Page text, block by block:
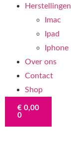
Herstellingen
Imac
Ipad
Iphone
Over ons
Contact
Shop
€ 0,00
0